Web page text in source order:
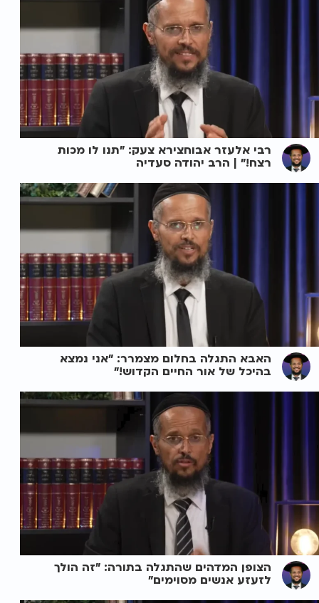
רבי אלעזר אבוחצירא צעק: "תנו לו מכות
רצח!" | הרב יהודה סעדיה
האבא התגלה בחלום מצמרר: "אני נמצא
בהיכל של אור החיים הקדוש!"
הצופן המדהים שהתגלה בתורה: "זה הולך
לזעזע אנשים מסוימים"